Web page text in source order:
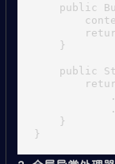
public
    }
public
    }